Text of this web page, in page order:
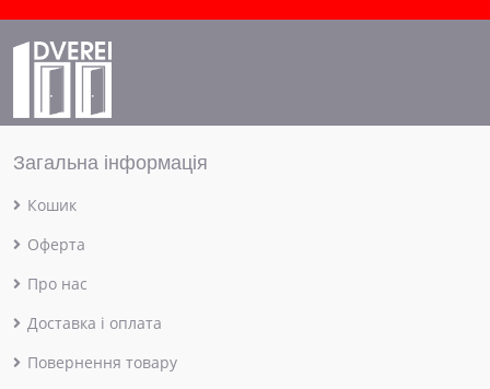
Загальна інформація
Кошик
Оферта
Про нас
Доставка і оплата
Повернення товару